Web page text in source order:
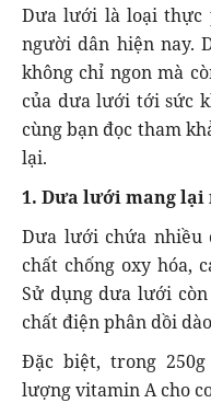
Dưa lưới là loại thực
người dân hiện nay.
không chỉ ngon mà
của dưa lưới tới sức
cùng bạn đọc tham
lại.
1. Dưa lưới mang
Dưa lưới chứa nhiều
chất chống oxy hóa,
Sử dụng dưa lưới
chất điện phân dồi
Đặc biệt, trong
lượng vitamin A cho